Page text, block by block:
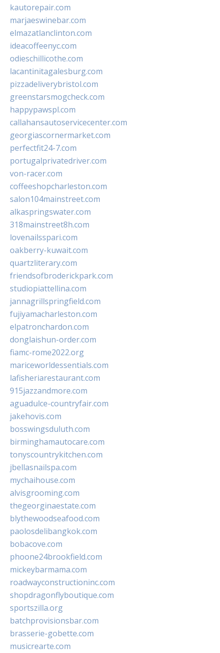
kautorepair.com
marjaeswinebar.com
elmazatlanclinton.com
ideacoffeenyc.com
odieschillicothe.com
lacantinitagalesburg.com
pizzadeliverybristol.com
greenstarsmogcheck.com
happypawspl.com
callahansautoservicecenter.com
georgiascornermarket.com
perfectfit24-7.com
portugalprivatedriver.com
von-racer.com
coffeeshopcharleston.com
salon104mainstreet.com
alkaspringswater.com
318mainstreet8h.com
lovenailsspari.com
oakberry-kuwait.com
quartzliterary.com
friendsofbroderickpark.com
studiopiattellina.com
jannagrillspringfield.com
fujiyamacharleston.com
elpatronchardon.com
donglaishun-order.com
fiamc-rome2022.org
mariceworldessentials.com
lafisheriarestaurant.com
915jazzandmore.com
aguadulce-countryfair.com
jakehovis.com
bosswingsduluth.com
birminghamautocare.com
tonyscountrykitchen.com
jbellasnailspa.com
mychaihouse.com
alvisgrooming.com
thegeorginaestate.com
blythewoodseafood.com
paolosdelibangkok.com
bobacove.com
phoone24brookfield.com
mickeybarmama.com
roadwayconstructioninc.com
shopdragonflyboutique.com
sportszilla.org
batchprovisionsbar.com
brasserie-gobette.com
musicrearte.com